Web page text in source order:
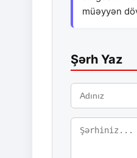
müəyyən
Şərh Yaz